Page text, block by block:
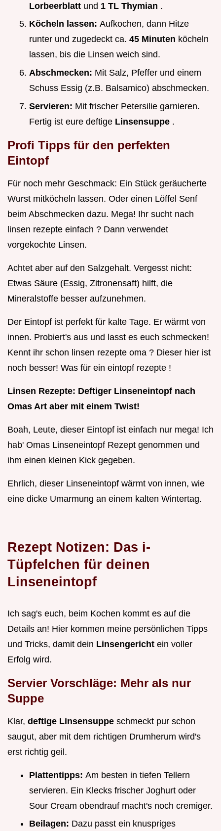
Lorbeerblatt und 1 TL Thymian .
Köcheln lassen: Aufkochen, dann Hitze
runter und zugedeckt ca. 45 Minuten köcheln
lassen, bis die Linsen weich sind.
Abschmecken: Mit Salz, Pfeffer und einem
Schuss Essig (z.B. Balsamico) abschmecken.
Servieren: Mit frischer Petersilie garnieren.
Fertig ist eure deftige Linsensuppe .
Profi Tipps für den perfekten
Eintopf
Für noch mehr Geschmack: Ein Stück geräucherte
Wurst mitköcheln lassen. Oder einen Löffel Senf
beim Abschmecken dazu. Mega! Ihr sucht nach
linsen rezepte einfach ? Dann verwendet
vorgekochte Linsen.
Achtet aber auf den Salzgehalt. Vergesst nicht:
Etwas Säure (Essig, Zitronensaft) hilft, die
Mineralstoffe besser aufzunehmen.
Der Eintopf ist perfekt für kalte Tage. Er wärmt von
innen. Probiert's aus und lasst es euch schmecken!
Kennt ihr schon linsen rezepte oma ? Dieser hier ist
noch besser! Was für ein eintopf rezepte !
Linsen Rezepte: Deftiger Linseneintopf nach
Omas Art aber mit einem Twist!
Boah, Leute, dieser Eintopf ist einfach nur mega! Ich
hab' Omas Linseneintopf Rezept genommen und
ihm einen kleinen Kick gegeben.
Ehrlich, dieser Linseneintopf wärmt von innen, wie
eine dicke Umarmung an einem kalten Wintertag.
Rezept Notizen: Das i-
Tüpfelchen für deinen
Linseneintopf
Ich sag's euch, beim Kochen kommt es auf die
Details an! Hier kommen meine persönlichen Tipps
und Tricks, damit dein Linsengericht ein voller
Erfolg wird.
Servier Vorschläge: Mehr als nur
Suppe
Klar, deftige Linsensuppe schmeckt pur schon
saugut, aber mit dem richtigen Drumherum wird's
erst richtig geil.
Plattentipps: Am besten in tiefen Tellern
servieren. Ein Klecks frischer Joghurt oder
Sour Cream obendrauf macht's noch cremiger.
Beilagen: Dazu passt ein knuspriges